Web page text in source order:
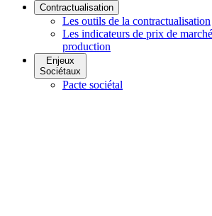
Contractualisation
Les outils de la contractualisation
Les indicateurs de prix de
production
Enjeux
Sociétaux
Pacte sociétal